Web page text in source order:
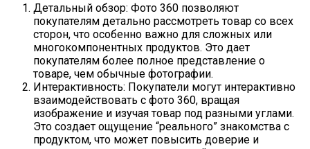
Детальный обзор: Фото 360 позволяют
покупателям детально рассмотреть товар со всех
сторон, что особенно важно для сложных или
многокомпонентных продуктов. Это дает
покупателям более полное представление о
товаре, чем обычные фотографии.
Интерактивность: Покупатели могут интерактивно
взаимодействовать с фото 360, вращая
изображение и изучая товар под разными углами.
Это создает ощущение “реального” знакомства с
продуктом, что может повысить доверие и